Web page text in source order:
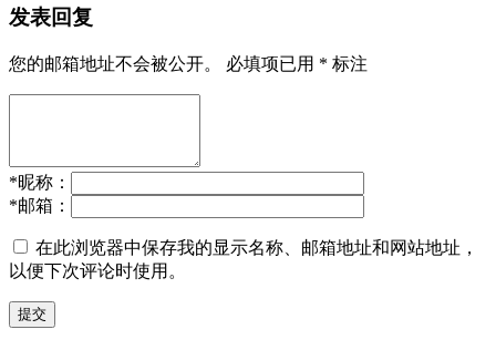
发表回复
您的邮箱地址不会被公开。 必填项已用 * 标注
*昵称：
*邮箱：
在此浏览器中保存我的显示名称、邮箱地址和网站地址，
以便下次评论时使用。
提交